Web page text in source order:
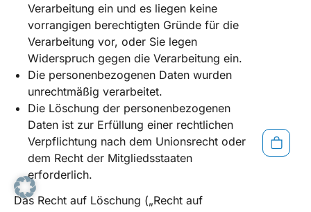
Verarbeitung ein und es liegen keine
vorrangigen berechtigten Gründe für die
Verarbeitung vor, oder Sie legen
Widerspruch gegen die Verarbeitung ein.
Die personenbezogenen Daten wurden
unrechtmäßig verarbeitet.
Die Löschung der personenbezogenen
Daten ist zur Erfüllung einer rechtlichen
Verpflichtung nach dem Unionsrecht oder
dem Recht der Mitgliedsstaaten
erforderlich.
Das Recht auf Löschung („Recht auf